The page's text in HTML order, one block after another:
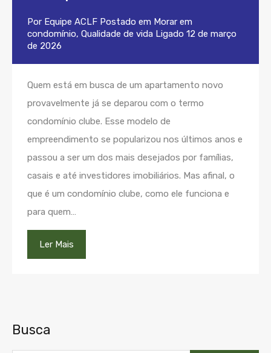
Por Equipe ACLF Postado em Morar em
condomínio, Qualidade de vida Ligado 12 de março
de 2026
Quem está em busca de um apartamento novo
provavelmente já se deparou com o termo
condomínio clube. Esse modelo de
empreendimento se popularizou nos últimos anos e
passou a ser um dos mais desejados por famílias,
casais e até investidores imobiliários. Mas afinal, o
que é um condomínio clube, como ele funciona e
para quem…
Ler Mais
Busca